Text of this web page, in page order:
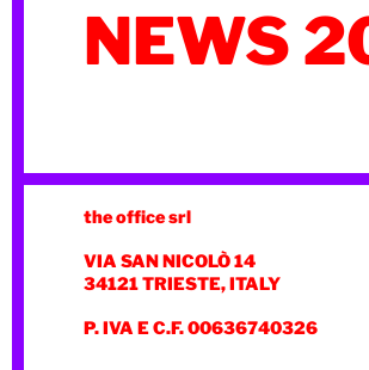
NEWS
the office srl
VIA SAN NICOLÒ 14
34121 TRIESTE, ITALY
P. IVA E C.F. 00636740326